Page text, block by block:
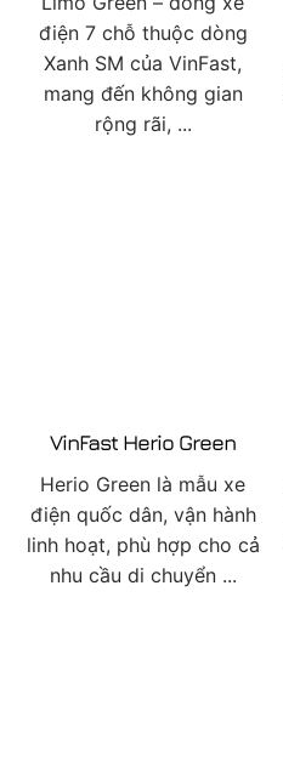
điện 7 chỗ thuộc dòng
Xanh SM của VinFast,
mang đến không gian
rộng rãi, ...
VinFast Herio Green
Herio Green là mẫu xe
điện quốc dân, vận hành
linh hoạt, phù hợp cho cả
nhu cầu di chuyển ...